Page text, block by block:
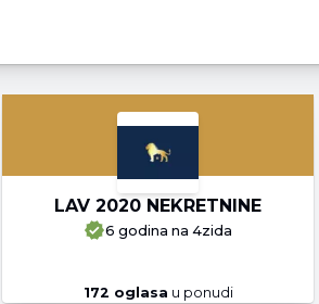
LAV 2020 NEKRETNINE
6 godina na 4zida
172 oglasa u ponudi